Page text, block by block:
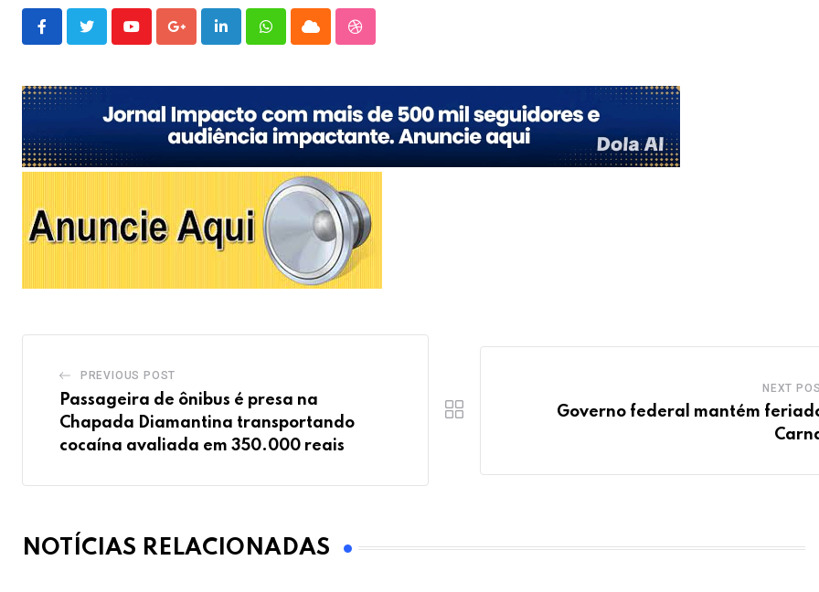
YoutubeGoogle+LinkedInWhatsappCloud StumbleUpon
PREVIOUS POST
Passageira de ônibus é presa na
Chapada Diamantina transportando
cocaína avaliada em 350.000 reais
NEXT
Governo federal mantém
NOTÍCIAS RELACIONADAS